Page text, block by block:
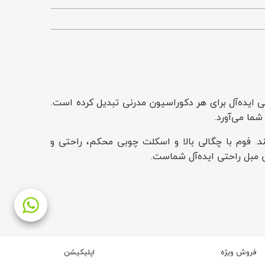
ایده‌آل برای هر دکوراسیون مدرنی تبدیل کرده است.
می‌آورد.
فوم با چگالی بالا و اسکلت چوبی محکم، راحتی و
مبل راحتی ایده‌آل شماست.
فروش ویژه اپلیکیشن